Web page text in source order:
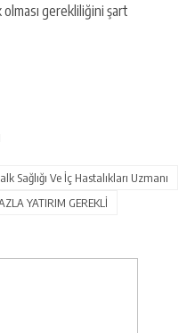
gerekliliğini şart
Sağlığı Ve İç Hastalıkları Uzmanı
YATIRIM GEREKLİ